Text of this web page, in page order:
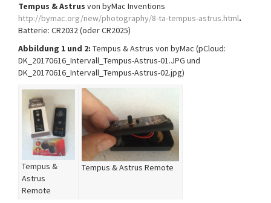
Tempus & Astrus von byMac Inventions
http://bymac.org/new/photography/8-ta-tempus-astrus.html.
Batterie: CR2032 (oder CR2025)
Abbildung 1 und 2: Tempus & Astrus von byMac (pCloud:
DK_20170616_Intervall_Tempus-Astrus-01.JPG und
DK_20170616_Intervall_Tempus-Astrus-02.jpg)
Tempus &
Astrus
Remote
Tempus & Astrus Remote